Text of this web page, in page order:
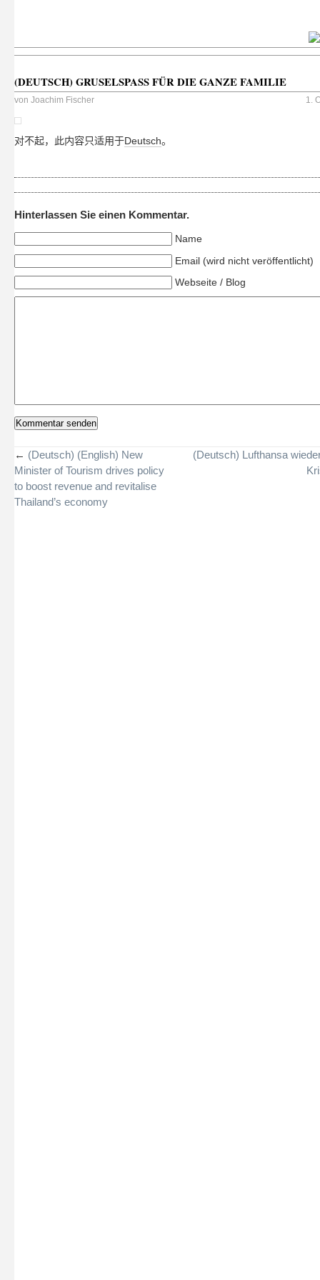
(DEUTSCH) GRUSELSPASS FÜR DIE GANZE FAMILIE
1.
von Joachim Fischer
对不起，此内容只适用于Deutsch。
Hinterlassen Sie einen Kommentar.
Name
Email (wird nicht veröffentlicht)
Webseite / Blog
(Deutsch) Lufthansa
← (Deutsch) (English) New
Minister of Tourism drives policy
to boost revenue and revitalise
Thailand’s economy